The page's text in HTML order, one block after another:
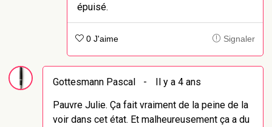
épuisé.
0 J'aime Signaler
Gottesmann Pascal -
Il y a 4 ans
Pauvre Julie. Ça fait vraiment de la peine de la
voir dans cet état. Et malheureusement ça a du